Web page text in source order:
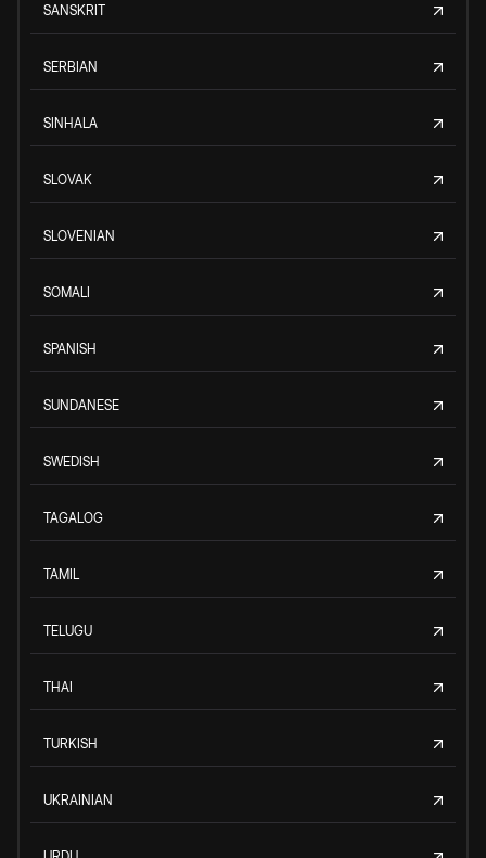
SANSKRIT
SERBIAN
SINHALA
SLOVAK
SLOVENIAN
SOMALI
SPANISH
SUNDANESE
SWEDISH
TAGALOG
TAMIL
TELUGU
THAI
TURKISH
UKRAINIAN